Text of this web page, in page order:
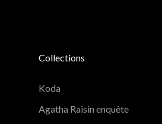
Collections
Koda
Agatha Raisin enquête